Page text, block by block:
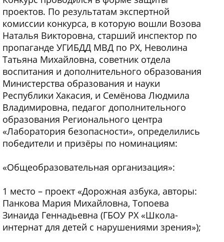
проектов. По результатам экспертной
комиссии конкурса, в которую вошли Возова
Наталья Викторовна, старший инспектор по
пропаганде УГИБДД МВД по РХ, Неволина
Татьяна Михайловна, советник отдела
воспитания и дополнительного образования
Министерства образования и науки
Республики Хакасия, и Семёнова Людмила
Владимировна, педагог дополнительного
образования Регионального центра
«Лаборатория безопасности», определились
победители и призёры по номинациям:
«Общеобразовательная организация»:
1 место – проект «Дорожная азбука, авторы:
Панкова Мария Михайловна, Топоева
Зинаида Геннадьевна (ГБОУ РХ «Школа-
интернат для детей с нарушениями зрения»);